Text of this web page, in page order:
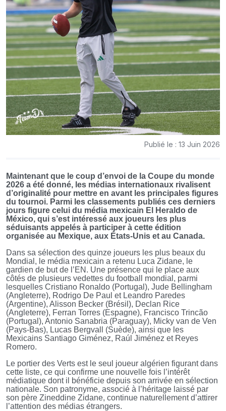
Publié le : 13 Juin 2026
Maintenant que le coup d’envoi de la Coupe du monde
2026 a été donné, les médias internationaux rivalisent
d’originalité pour mettre en avant les principales figures
du tournoi. Parmi les classements publiés ces derniers
jours figure celui du média mexicain El Heraldo de
México, qui s’est intéressé aux joueurs les plus
séduisants appelés à participer à cette édition
organisée au Mexique, aux États-Unis et au Canada.
Dans sa sélection des quinze joueurs les plus beaux du
Mondial, le média mexicain a retenu Luca Zidane, le
gardien de but de l’EN. Une présence qui le place aux
côtés de plusieurs vedettes du football mondial, parmi
lesquelles Cristiano Ronaldo (Portugal), Jude Bellingham
(Angleterre), Rodrigo De Paul et Leandro Paredes
(Argentine), Alisson Becker (Brésil), Declan Rice
(Angleterre), Ferran Torres (Espagne), Francisco Trincão
(Portugal), Antonio Sanabria (Paraguay), Micky van de Ven
(Pays-Bas), Lucas Bergvall (Suède), ainsi que les
Mexicains Santiago Giménez, Raúl Jiménez et Reyes
Romero.
Le portier des Verts est le seul joueur algérien figurant dans
cette liste, ce qui confirme une nouvelle fois l’intérêt
médiatique dont il bénéficie depuis son arrivée en sélection
nationale. Son patronyme, associé à l’héritage laissé par
son père Zineddine Zidane, continue naturellement d’attirer
l’attention des médias étrangers.